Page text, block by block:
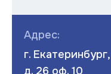
Адрес:
г.
д. 26 оф. 10